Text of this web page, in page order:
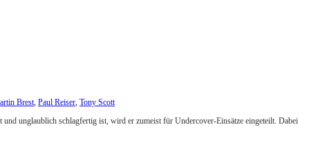
Brest, Paul Reiser, Tony Scott
unglaublich schlagfertig ist, wird er zumeist für Undercover-Einsätze eingeteilt. Dabei